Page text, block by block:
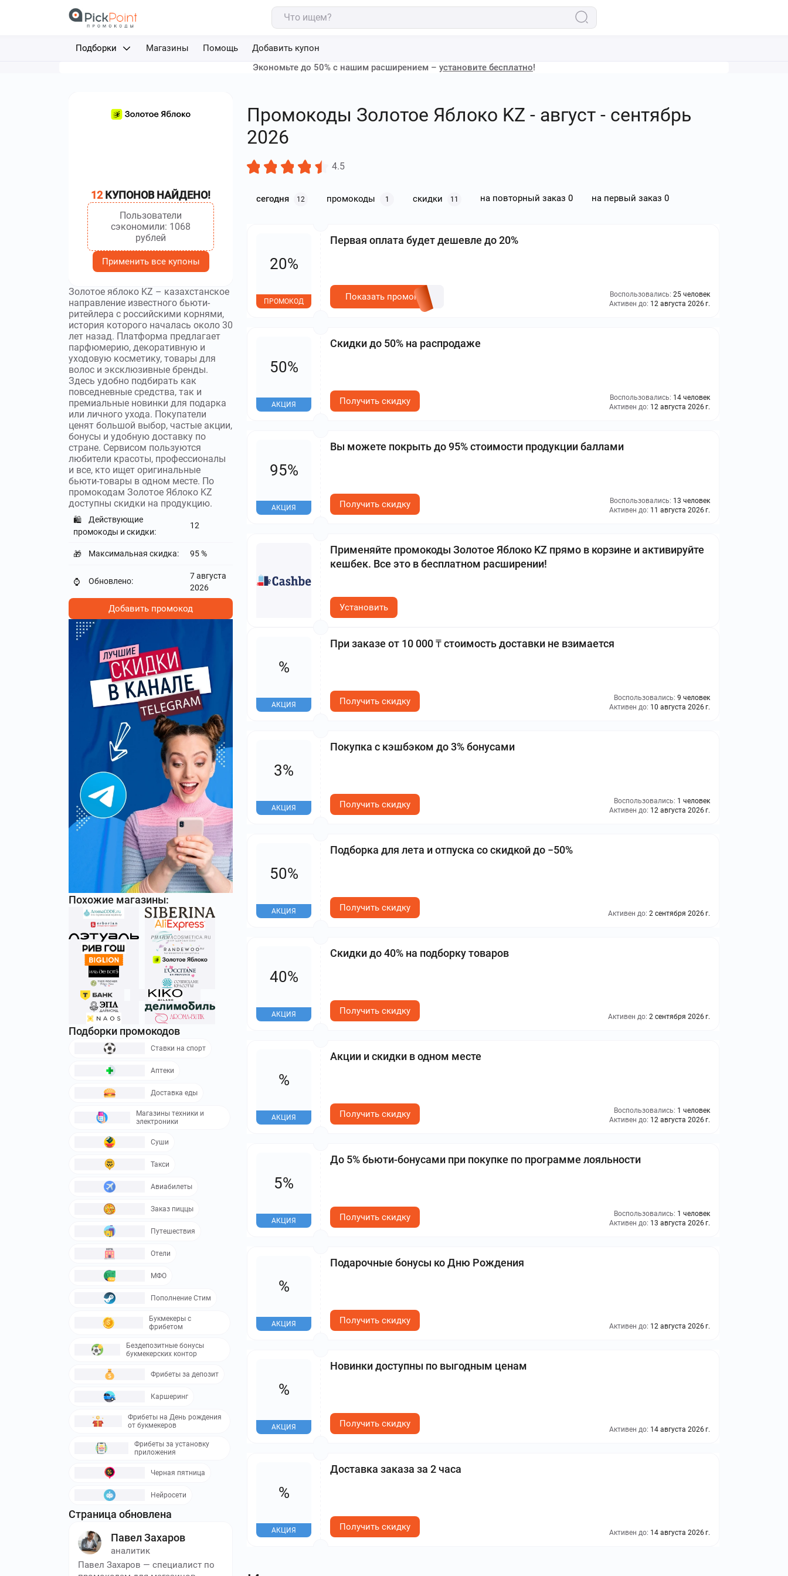
Подборки
Каршеринг
Магазины Помощь
Добавить купон
Экономьте до 50% с нашим расширением – установите бесплатно!
Промокоды Золотое Яблоко KZ - август - сентябрь
2026
4.5
сегодня 12 промокоды 1 скидки 11 на повторный заказ 0 на первый заказ 0
Первая оплата будет дешевле до 20%
20%
ПРОМОКОД
Воспользовались: 25 человек
Активен до: 12 августа 2026 г.
Показать промокод
Скидки до 50% на распродаже
50%
АКЦИЯ
Воспользовались: 14 человек
Активен до: 12 августа 2026 г.
Получить скидку
Вы можете покрыть до 95% стоимости продукции баллами
95%
АКЦИЯ
Воспользовались: 13 человек
Активен до: 11 августа 2026 г.
Получить скидку
Применяйте промокоды Золотое Яблоко KZ прямо в корзине и активируйте
кешбек. Все это в бесплатном расширении!
Установить
При заказе от 10 000 ₸ стоимость доставки не взимается
%
АКЦИЯ
Воспользовались: 9 человек
Активен до: 10 августа 2026 г.
Получить скидку
Покупка с кэшбэком до 3% бонусами
3%
АКЦИЯ
Воспользовались: 1 человек
Активен до: 12 августа 2026 г.
Получить скидку
Подборка для лета и отпуска со скидкой до −50%
50%
АКЦИЯ Активен до: 2 сентября 2026 г.
Получить скидку
Скидки до 40% на подборку товаров
40%
АКЦИЯ Активен до: 2 сентября 2026 г.
Получить скидку
Акции и скидки в одном месте
%
АКЦИЯ
Воспользовались: 1 человек
Активен до: 12 августа 2026 г.
Получить скидку
До 5% бьюти-бонусами при покупке по программе лояльности
5%
АКЦИЯ
Воспользовались: 1 человек
Активен до: 13 августа 2026 г.
Получить скидку
Подарочные бонусы ко Дню Рождения
%
АКЦИЯ Активен до: 12 августа 2026 г.
Получить скидку
Новинки доступны по выгодным ценам
%
АКЦИЯ Активен до: 14 августа 2026 г.
Получить скидку
Доставка заказа за 2 часа
%
АКЦИЯ Активен до: 14 августа 2026 г.
Получить скидку
12КУПОНОВ НАЙДЕНО!
Пользователи
сэкономили: 1068
рублей
Применить все купоны
Золотое яблоко KZ – казахстанское
направление известного бьюти-
ритейлера с российскими корнями,
история которого началась около 30
лет назад. Платформа предлагает
парфюмерию, декоративную и
уходовую косметику, товары для
волос и эксклюзивные бренды.
Здесь удобно подбирать как
повседневные средства, так и
премиальные новинки для подарка
или личного ухода. Покупатели
ценят большой выбор, частые акции,
бонусы и удобную доставку по
стране. Сервисом пользуются
любители красоты, профессионалы
и все, кто ищет оригинальные
бьюти-товары в одном месте. По
промокодам Золотое Яблоко KZ
доступны скидки на продукцию.
🛍️
Действующие
промокоды и скидки:
12
🎁 Максимальная скидка: 95 %
⌚ Обновлено:
7 августа
2026
Добавить промокод
Похожие магазины:
Подборки промокодов
Ставки на спорт
Аптеки
Доставка еды
Магазины техники и
электроники
Суши
Такси
Авиабилеты
Заказ пиццы
Путешествия
Отели
МФО
Пополнение Стим
Букмекеры с
фрибетом
Бездепозитные бонусы
букмекерских контор
Фрибеты за депозит
Каршеринг
Фрибеты на День рождения
от букмекеров
Фрибеты за установку
приложения
Черная пятница
Нейросети
Страница обновлена
Павел Захаров
аналитик
Павел Захаров — специалист по